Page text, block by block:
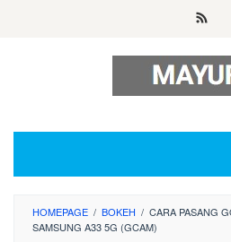
HOMEPAGE / BOKEH / CARA PASANG
SAMSUNG A33 5G (GCAM)